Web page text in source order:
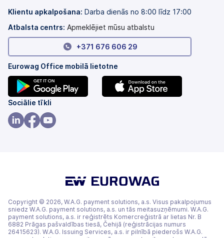
cilnē)
Klientu apkalpošana: Darba dienās no 8:00 līdz 17:00
Atbalsta centrs: Apmeklējiet mūsu atbalstu
+371 676 606 29
Eurowag Office mobilā lietotne
(tiek
atvērts
jaunā
Sociālie tīkli
Copyright © 2026, W.A.G. payment solutions, a.s. Visus pakalpojumus
sniedz W.A.G. payment solutions, a.s. un tās meitasuzņēmumi. W.A.G.
payment solutions, a.s. ir reģistrēts Komercreģistrā ar lietas Nr. B
6882 Prāgas pašvaldības tiesā, Čehijā (reģistrācijas numurs
26415623). W.A.G. Issuing Services, a.s. ir pilnībā piederošs W.A.G.